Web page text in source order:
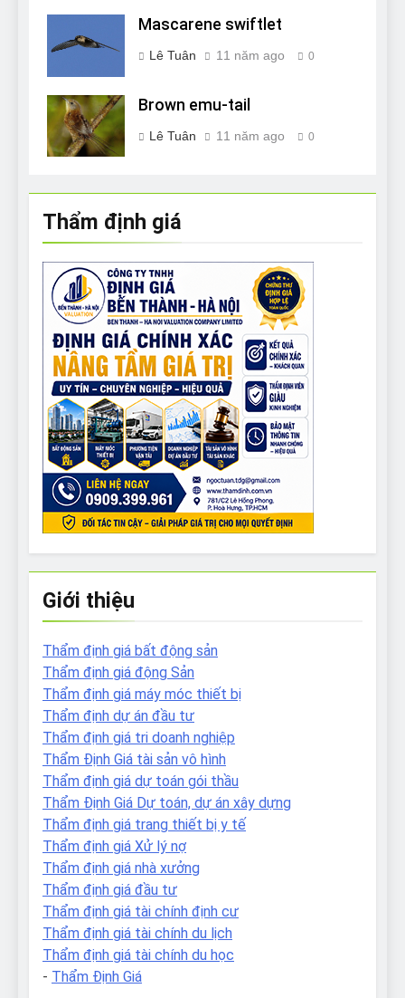
Mascarene swiftlet
Lê Tuân 11 năm ago 0
Brown emu-tail
Lê Tuân 11 năm ago 0
Thẩm định giá
Giới thiệu
Thẩm định giá bất động sản
Thẩm định giá động Sản
Thẩm định giá máy móc thiết bị
Thẩm định dự án đầu tư
Thẩm định giá tri doanh nghiệp
Thẩm Định Giá tài sản vô hình
Thẩm định giá dự toán gói thầu
Thẩm Định Giá Dự toán, dự án xây dựng
Thẩm định giá trang thiết bị y tế
Thẩm định giá Xử lý nợ
Thẩm định giá nhà xưởng
Thẩm định giá đầu tư
Thẩm định giá tài chính định cư
Thẩm định giá tài chính du lịch
Thẩm định giá tài chính du học
- Thẩm Định Giá